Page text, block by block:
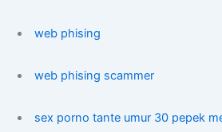
web phising
web phising scammer
sex porno tante umur 30 pepek